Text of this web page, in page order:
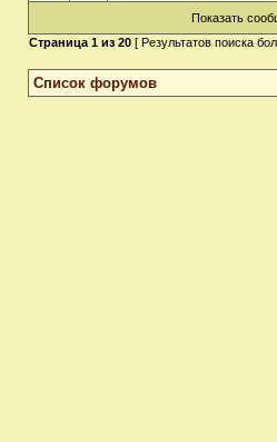
Показать
Страница 1 из 20 [ Результатов поиска
Список форумов